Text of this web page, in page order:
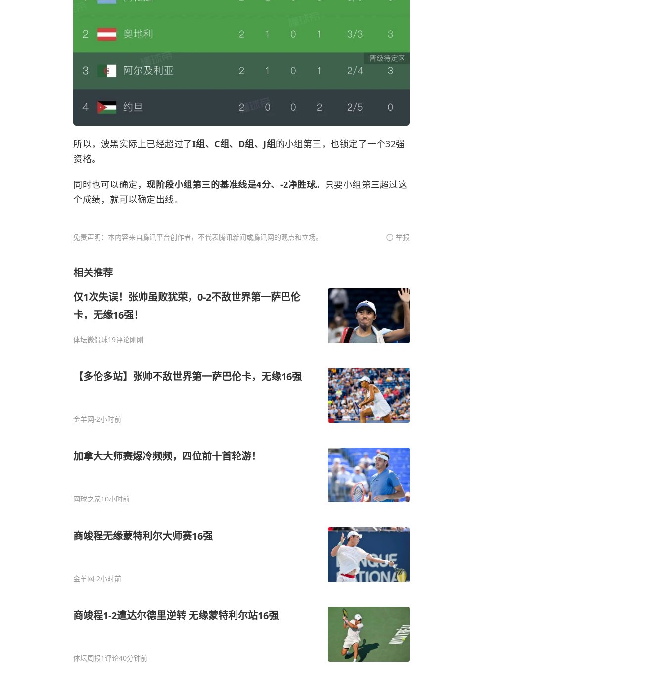
所以，波黑实际上已经超过了I组、C组、D组、J组的小组第三，也锁定了一个32强
资格。
同时也可以确定， 现阶段小组第三的基准线是4分、-2净胜球。只要小组第三超过这
个成绩，就可以确定出线。
免责声明：本内容来自腾讯平台创作者，不代表腾讯新闻或腾讯网的观点和立场。 举报
相关推荐
仅1次失误！张帅虽败犹荣，0-2不敌世界第一萨巴伦
卡，无缘16强！
体坛微侃球19评论刚刚
【多伦多站】张帅不敌世界第一萨巴伦卡，无缘16强
金羊网-2小时前
加拿大大师赛爆冷频频，四位前十首轮游！
网球之家10小时前
商竣程无缘蒙特利尔大师赛16强
金羊网-2小时前
商竣程1-2遭达尔德里逆转 无缘蒙特利尔站16强
体坛周报1评论40分钟前